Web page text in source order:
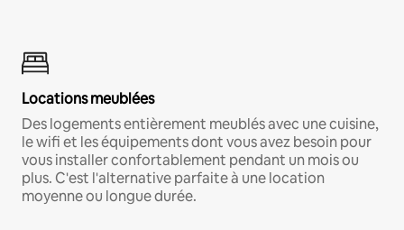
Locations meublées
Des logements entièrement meublés avec une cuisine,
le wifi et les équipements dont vous avez besoin pour
vous installer confortablement pendant un mois ou
plus. C'est l'alternative parfaite à une location
moyenne ou longue durée.